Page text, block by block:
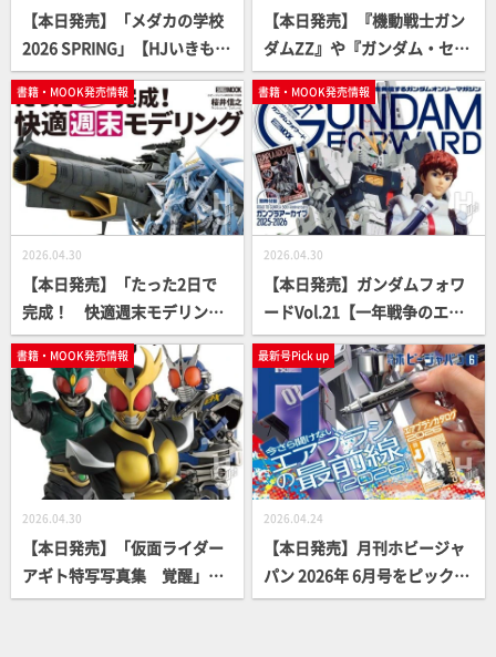
【本日発売】「メダカの学校
2026 SPRING」【HJいきもの
部】
【本日発売】『機動戦士ガン
ダムZZ』や『ガンダム・セン
チネル』の舞台“U.C.0088年
～0089年”のガンプラ作例特
集！「月刊ホビージャパン20
26年7月号」の内容をピック
アップしてご紹介
書籍・MOOK発売情報
2026.04.30
【本日発売】「たった2日で
完成！ 快適週末モデリン
グ」【桜井信之】
書籍・MOOK発売情報
2026.04.30
【本日発売】ガンダムフォワ
ードVol.21【一年戦争のエー
スパイロット】
書籍・MOOK発売情報
2026.04.30
【本日発売】「仮面ライダー
アギト特写写真集 覚醒」
【仮面ライダー】
最新号Pick up
2026.04.24
【本日発売】月刊ホビージャ
パン 2026年 6月号をピックア
ップ！